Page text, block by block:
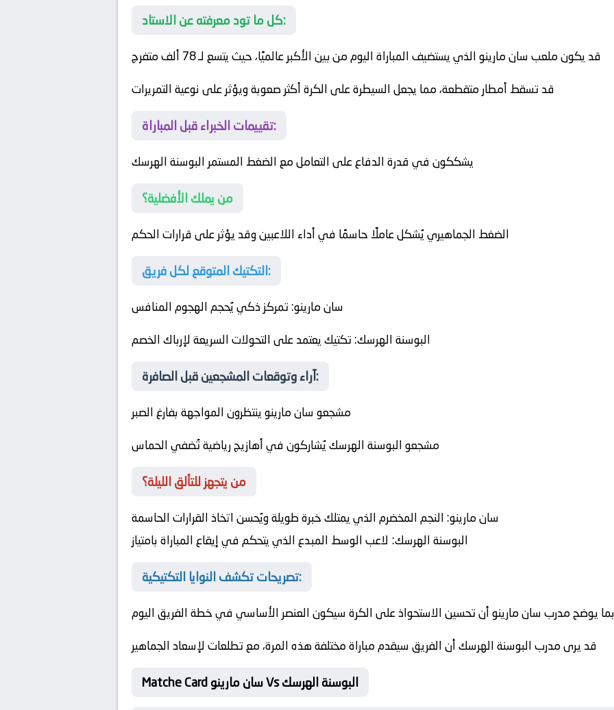
كل ما تود معرفته عن الاستاد:
قد يكون ملعب سان مارينو الذي يستضيف المباراة اليوم من بين الأكبر عالميًا، حيث يتسع لـ 78 ألف متفرج
قد تسقط أمطار متقطعة، مما يجعل السيطرة على الكرة أكثر صعوبة ويؤثر على نوعية التمريرات
تقييمات الخبراء قبل المباراة:
يشككون في قدرة الدفاع على التعامل مع الضغط المستمر البوسنة الهرسك
من يملك الأفضلية؟
الضغط الجماهيري يُشكل عاملًا حاسمًا في أداء اللاعبين وقد يؤثر على قرارات الحكم
التكتيك المتوقع لكل فريق:
سان مارينو: تمركز ذكي يُحجم الهجوم المنافس
البوسنة الهرسك: تكتيك يعتمد على التحولات السريعة لإرباك الخصم
آراء وتوقعات المشجعين قبل الصافرة:
مشجعو سان مارينو ينتظرون المواجهة بفارغ الصبر
مشجعو البوسنة الهرسك يُشاركون في أهازيج رياضية تُضفي الحماس
من يتجهز للتألق الليلة؟
سان مارينو: النجم المخضرم الذي يمتلك خبرة طويلة ويُحسن اتخاذ القرارات الحاسمة
البوسنة الهرسك: لاعب الوسط المبدع الذي يتحكم في إيقاع المباراة بامتياز
تصريحات تكشف النوايا التكتيكية:
يوضح مدرب سان مارينو أن تحسين الاستحواذ على الكرة سيكون العنصر الأساسي في خطة الفريق اليوم
قد يرى مدرب البوسنة الهرسك أن الفريق سيقدم مباراة مختلفة هذه المرة، مع تطلعات لإسعاد الجماهير
Matche Card سان مارينو Vs البوسنة الهرسك